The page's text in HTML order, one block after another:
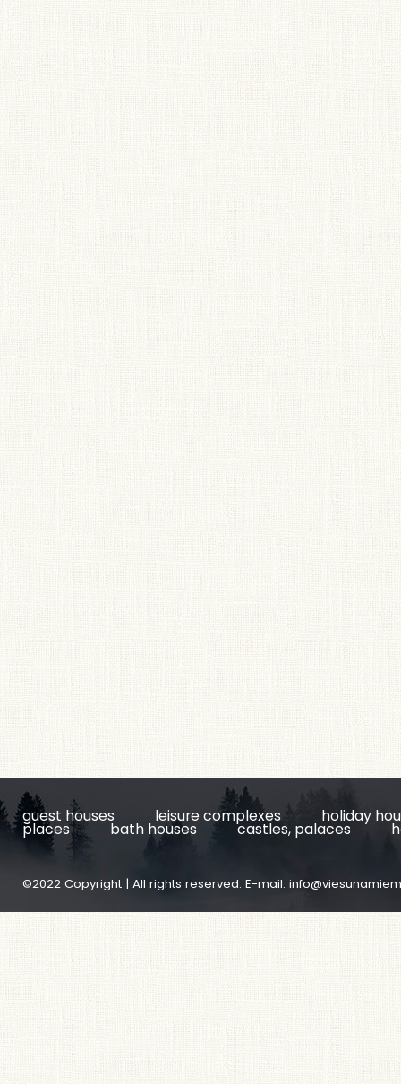
guest houses leisure complexes holiday
places bath houses castles, palaces
©2022 Copyright | All rights reserved. E-mail: